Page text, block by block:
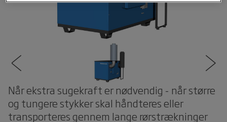
Når ekstra sugekraft er nødvendig - når større
og tungere stykker skal håndteres eller
transporteres gennem lange rørstrækninger